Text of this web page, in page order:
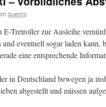
guenni
E-Tretroller zur Ausleihe
und eventuell sogar laden
eine entsprechende
in Deutschland bewegen ja
abgestellt und müssen